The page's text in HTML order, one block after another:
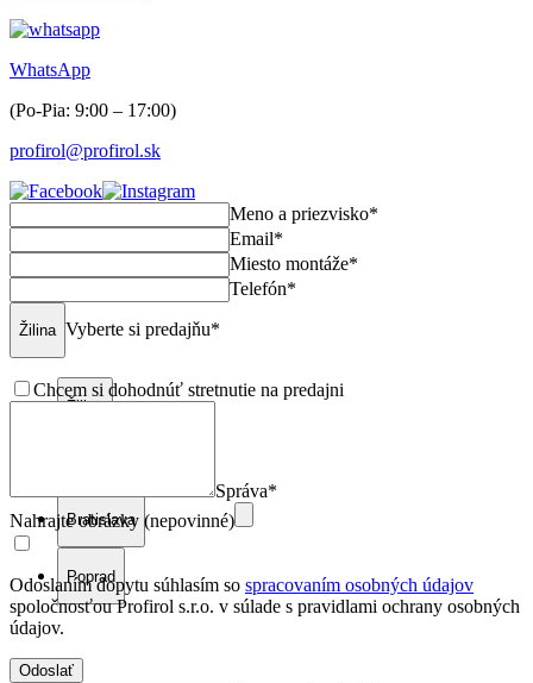
WhatsApp
(Po-Pia: 9:00 – 17:00)
profirol@profirol.sk
Meno a priezvisko*
Email*
Miesto montáže*
Telefón*
Žilina Vyberte si predajňu*
Žilina
Bratislava
Poprad
Chcem si dohodnúť stretnutie na predajni
Správa*
Nahrajte obrázky (nepovinné)
Odoslaním dopytu súhlasím so spracovaním osobných údajov
spoločnosťou Profirol s.r.o. v súlade s pravidlami ochrany osobných
údajov.
Odoslať